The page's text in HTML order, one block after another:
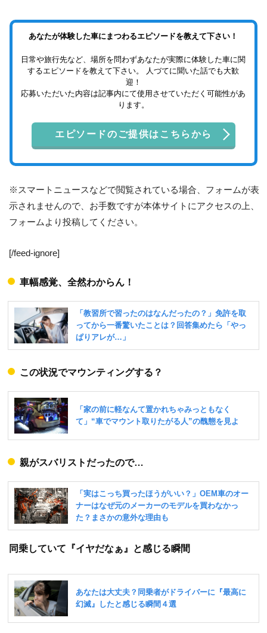
あなたが体験した車にまつわるエピソードを教えて下さい！
日常や旅行先など、場所を問わずあなたが実際に体験した車に関
するエピソードを教えて下さい。 人づてに聞いた話でも大歓
迎！
応募いただいた内容は記事内にて使用させていただく可能性があ
ります。
エピソードのご提供はこちらから
※スマートニュースなどで閲覧されている場合、フォームが表
示されませんので、お手数ですが本体サイトにアクセスの上、
フォームより投稿してください。
[/feed-ignore]
車幅感覚、全然わからん！
この状況でマウンティングする？
親がスバリストだったので…
同乗していて『イヤだなぁ』と感じる瞬間